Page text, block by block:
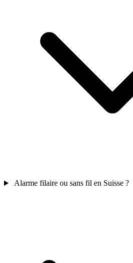
Alarme filaire ou sans fil en Suisse ?